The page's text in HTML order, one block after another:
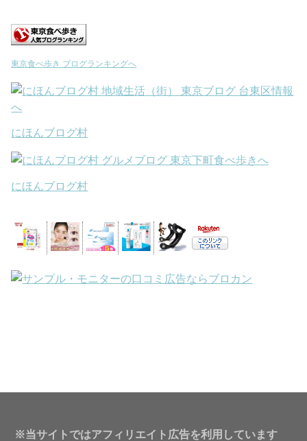
東京食べ歩き ブログランキングへ
にほんブログ村
にほんブログ村
※当サイトではアフィリエイト広告を利用しています